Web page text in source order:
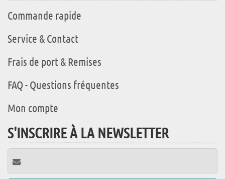
Commande rapide
Service & Contact
Frais de port & Remises
FAQ - Questions fréquentes
Mon compte
S'INSCRIRE À LA NEWSLETTER